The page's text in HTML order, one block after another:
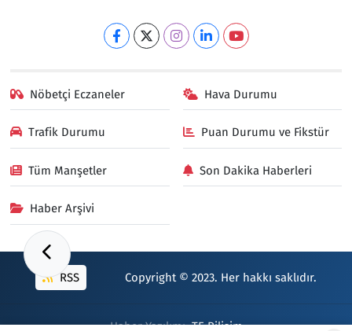
Nöbetçi Eczaneler Hava Durumu
Trafik Durumu Puan Durumu ve Fikstür
Tüm Manşetler Son Dakika Haberleri
Haber Arşivi
RSS Copyright © 2023. Her hakkı saklıdır.
Haber Yazılımı:TE Bilişim